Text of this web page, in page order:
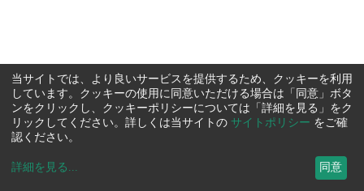
当サイトでは、より良いサービスを提供するため、クッキーを利用
しています。クッキーの使用に同意いただける場合は「同意」ボタ
ンをクリックし、クッキーポリシーについては「詳細を見る」をク
リックしてください。詳しくは当サイトの サイトポリシー をご確
認ください。
詳細を見る ... 同意